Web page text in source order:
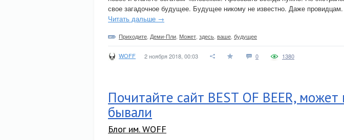
свое загадочное будущее. Будущее никому не известно. Даже провидцам.
Читать дальше →
Приходите Деми-Пли Может здесь ваше будущее
WOFF 2 ноября 2018, 00:03 0 1380
Почитайте сайт BEST OF BEER,
бывали
Блог им. WOFF